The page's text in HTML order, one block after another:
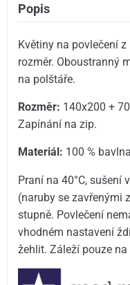
Popis
Květiny na povlečení
rozměr. Oboustranný
na polštáře.
Rozměr: 140x200 +
Zapínání na zip.
Materiál: 100 % bavlna
Praní na 40°C, sušení
(naruby se zavřenými
stupně. Povlečení
vhodném nastavení
žehlit. Záleží pouze na